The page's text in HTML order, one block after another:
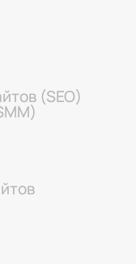
(SEO)